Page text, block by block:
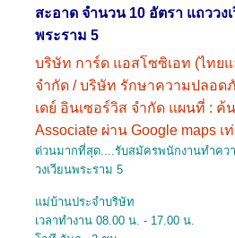
สะอาด จำนวน 10 อัตรา แถววง
พระราม 5
บริษัท การ์ด แอสโซซิเอท (ไทย
จำกัด / บริษัท รักษาความปลอด
เดย์ อินเซอร์วิส จำกัด แผนที่ : ค้
Associate ผ่าน Google maps เ
ด่วนมากที่สุด....รับสมัครพนักงานทำคว
วงเวียนพระราม 5
แม่บ้านประจำบริษัท
เวลาทำงาน 08.00 น. - 17.00 น.